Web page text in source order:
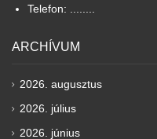
Telefon: ........
ARCHÍVUM
2026. augusztus
2026. július
2026. június